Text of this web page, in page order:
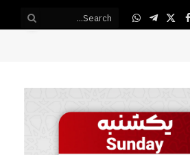
Facebook
X
Telegram
WhatsApp